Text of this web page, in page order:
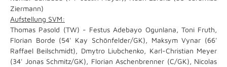
Ziermann)
Aufstellung SVM:
Thomas Pasold (TW) - Festus Adebayo Ogunlana, Toni Fruth,
Florian Borde (54' Kay Schönfelder/GK), Maksym Vynar (66'
Raffael Beilschmidt), Dmytro Liubchenko, Karl-Christian Meyer
(34' Jonas Schmitz/GK), Florian Aschenbrenner (C/GK), Nicolas